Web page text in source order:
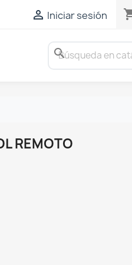
 Iniciar sesión
search
REMOTO